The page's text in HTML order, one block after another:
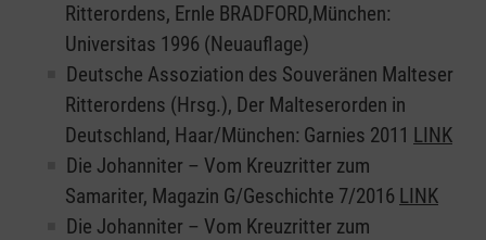
Ritterordens, Ernle BRADFORD,München:
Universitas 1996 (Neuauflage)
Deutsche Assoziation des Souveränen Malteser
Ritterordens (Hrsg.), Der Malteserorden in
Deutschland, Haar/München: Garnies 2011 LINK
Die Johanniter – Vom Kreuzritter zum
Samariter, Magazin G/Geschichte 7/2016 LINK
Die Johanniter – Vom Kreuzritter zum